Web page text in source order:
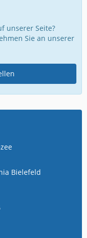
unserer Seite?
Sie an unserer
Bielefeld